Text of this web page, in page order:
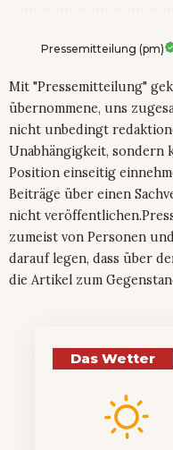
Pressemitteilung (pm)
Mit "Pressemitteilung"
übernommene, uns
nicht unbedingt
Unabhängigkeit, sondern
Position einseitig
Beiträge über einen
nicht
zumeist von Personen
darauf legen, dass über
die Artikel zum
Das Wetter